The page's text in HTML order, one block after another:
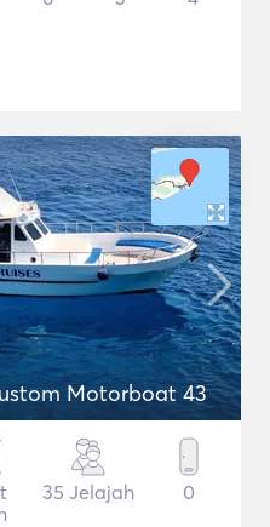
Motorboat 43
35 Jelajah 0